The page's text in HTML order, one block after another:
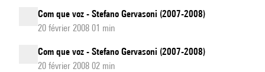
Com que voz - Stefano Gervasoni (2007-2008)
20 février 2008 01 min
Com que voz - Stefano Gervasoni (2007-2008)
20 février 2008 02 min